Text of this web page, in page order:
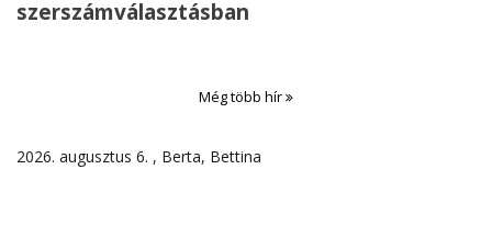
szerszámválasztásban
Még több hír
2026. augusztus 6. , Berta, Bettina